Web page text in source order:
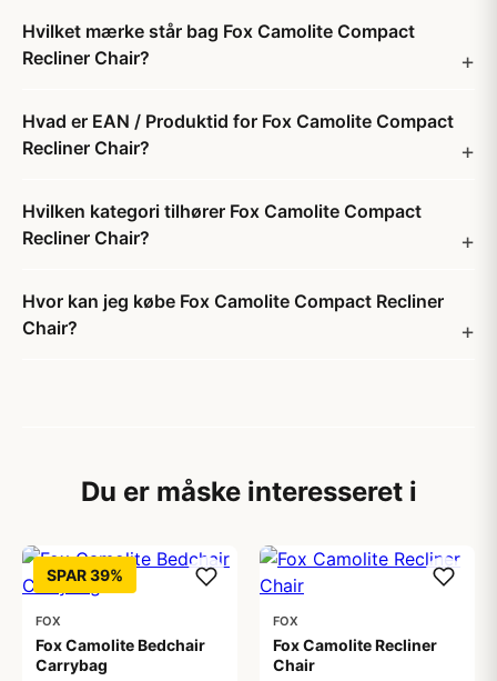
Hvilket mærke står bag Fox Camolite Compact
Recliner Chair?
Hvad er EAN / Produktid for Fox Camolite Compact
Recliner Chair?
Hvilken kategori tilhører Fox Camolite Compact
Recliner Chair?
Hvor kan jeg købe Fox Camolite Compact Recliner
Chair?
Du er måske interesseret i
SPAR 39%
FOX
Fox Camolite Bedchair
Carrybag
FOX
Fox Camolite Recliner
Chair